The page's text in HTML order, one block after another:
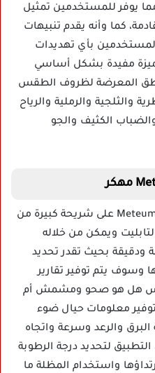
يوفر للمستخدمين تمثيل
كما وأنه يقدم تنبيهات
بأي تهديدات
مفيدة بشكل أساسي
المعرضة لظروف الطقس
والثلجية والرملية والرياح
الكثيف والجو
تقدر تحميل Meteum Weather Mod Apk على شريحة كبيرة من
ويمكن من خلاله
بحيث تقدر تحديد
وسوف يتم توفير تقارير
هل هو صحو ومشمش أم
معلومات حيال ضوء
والرعد وسرعة واتجاه
التطبيق لتحديد درجة الرطوبة
واستخدام المظلة ما